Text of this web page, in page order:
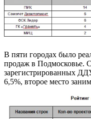
В пяти городах было
продаж в Подмосковье.
зарегистрированных
6,5%, второе место